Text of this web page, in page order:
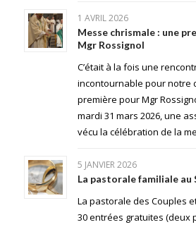
1 AVRIL 2026
Messe chrismale : une
Mgr Rossignol
C’était à la fois une
incontournable pour notre
première pour Mgr
mardi 31 mars 2026, une
vécu la célébration de la
5 JANVIER 2026
La pastorale familiale au
La pastorale des Couples
30 entrées gratuites (deux